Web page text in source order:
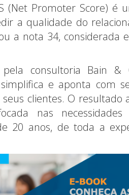
(Net Promoter Score) é
a qualidade do
a nota 34, considerada
consultoria Bain &
e aponta com
clientes. O resultado
nas
20 anos, de toda a